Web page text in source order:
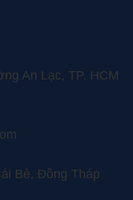
An Lạc, TP. HCM
Bè, Đồng Tháp